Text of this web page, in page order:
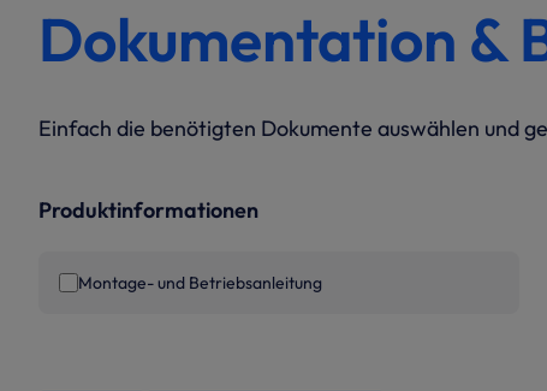
Dokumentation &
Einfach die benötigten Dokumente auswählen und
Produktinformationen
Montage- und Betriebsanleitung